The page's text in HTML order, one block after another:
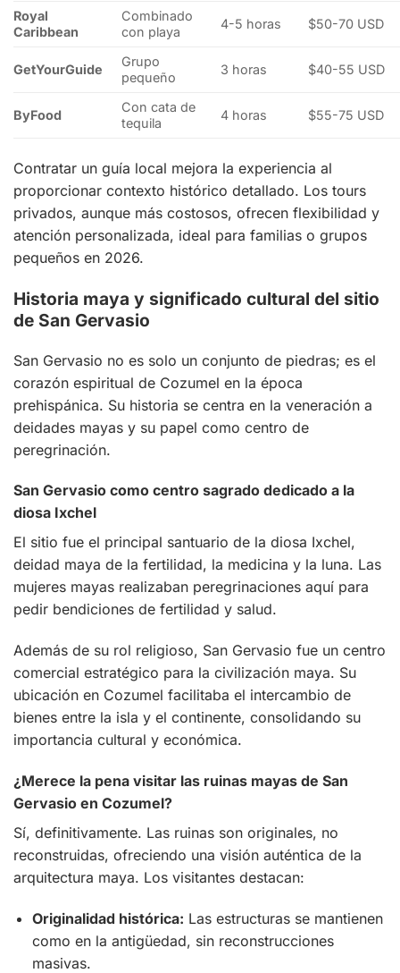
Royal
Caribbean
Combinado
con playa
4-5 horas $50-70 USD
GetYourGuide
Grupo
pequeño
3 horas $40-55 USD
ByFood
Con cata de
tequila
4 horas $55-75 USD
Contratar un guía local mejora la experiencia al
proporcionar contexto histórico detallado. Los tours
privados, aunque más costosos, ofrecen flexibilidad y
atención personalizada, ideal para familias o grupos
pequeños en 2026.
Historia maya y significado cultural del sitio
de San Gervasio
San Gervasio no es solo un conjunto de piedras; es el
corazón espiritual de Cozumel en la época
prehispánica. Su historia se centra en la veneración a
deidades mayas y su papel como centro de
peregrinación.
San Gervasio como centro sagrado dedicado a la
diosa Ixchel
El sitio fue el principal santuario de la diosa Ixchel,
deidad maya de la fertilidad, la medicina y la luna. Las
mujeres mayas realizaban peregrinaciones aquí para
pedir bendiciones de fertilidad y salud.
Además de su rol religioso, San Gervasio fue un centro
comercial estratégico para la civilización maya. Su
ubicación en Cozumel facilitaba el intercambio de
bienes entre la isla y el continente, consolidando su
importancia cultural y económica.
¿Merece la pena visitar las ruinas mayas de San
Gervasio en Cozumel?
Sí, definitivamente. Las ruinas son originales, no
reconstruidas, ofreciendo una visión auténtica de la
arquitectura maya. Los visitantes destacan:
Originalidad histórica: Las estructuras se mantienen
como en la antigüedad, sin reconstrucciones
masivas.